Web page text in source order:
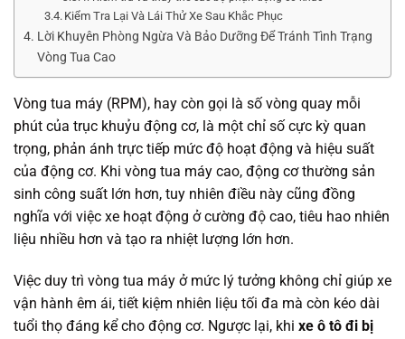
Kiểm Tra Lại Và Lái Thử Xe Sau Khắc Phục
Lời Khuyên Phòng Ngừa Và Bảo Dưỡng Để Tránh Tình Trạng
Vòng Tua Cao
Vòng tua máy (RPM), hay còn gọi là số vòng quay mỗi
phút của trục khuỷu động cơ, là một chỉ số cực kỳ quan
trọng, phản ánh trực tiếp mức độ hoạt động và hiệu suất
của động cơ. Khi vòng tua máy cao, động cơ thường sản
sinh công suất lớn hơn, tuy nhiên điều này cũng đồng
nghĩa với việc xe hoạt động ở cường độ cao, tiêu hao nhiên
liệu nhiều hơn và tạo ra nhiệt lượng lớn hơn.
Việc duy trì vòng tua máy ở mức lý tưởng không chỉ giúp xe
vận hành êm ái, tiết kiệm nhiên liệu tối đa mà còn kéo dài
tuổi thọ đáng kể cho động cơ. Ngược lại, khi xe ô tô đi bị